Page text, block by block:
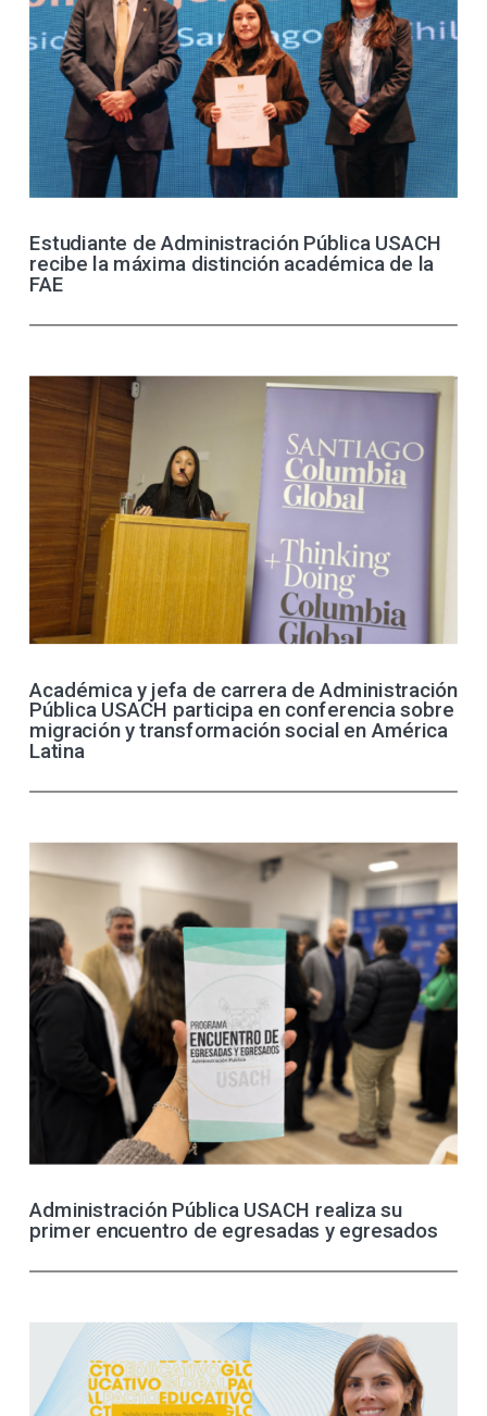
Estudiante de Administración Pública USACH
recibe la máxima distinción académica de la
FAE
Académica y jefa de carrera de Administración
Pública USACH participa en conferencia sobre
migración y transformación social en América
Latina
Administración Pública USACH realiza su
primer encuentro de egresadas y egresados